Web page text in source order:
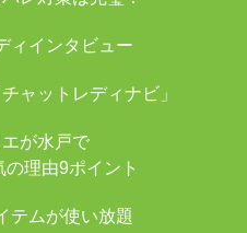
ィインタビュー
ャットレディナビ」
が水戸で
理由9ポイント
テムが使い放題